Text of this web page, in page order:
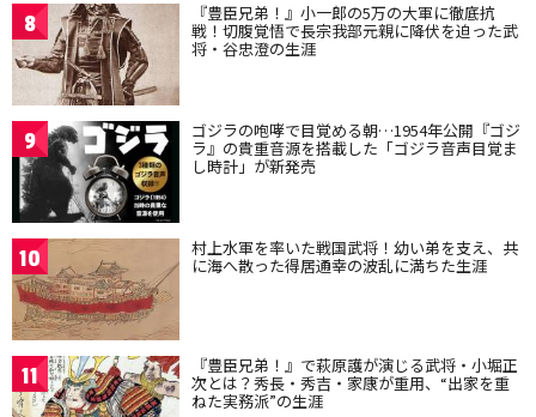
8 『豊臣兄弟！』小一郎の5万の大軍に徹底抗
戦！切腹覚悟で長宗我部元親に降伏を迫った武
将・谷忠澄の生涯
9 ゴジラの咆哮で目覚める朝…1954年公開『ゴジ
ラ』の貴重音源を搭載した「ゴジラ音声目覚ま
し時計」が新発売
10 村上水軍を率いた戦国武将！幼い弟を支え、共
に海へ散った得居通幸の波乱に満ちた生涯
11 『豊臣兄弟！』で萩原護が演じる武将・小堀正
次とは？秀長・秀吉・家康が重用、“出家を重
ねた実務派”の生涯